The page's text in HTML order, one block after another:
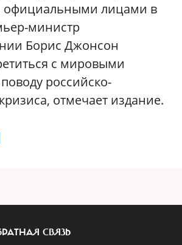
официальными лицами в
министр
Борис Джонсон
с мировыми
российско-
отмечает издание.
СВЯЗЬ